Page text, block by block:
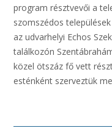
program résztvevői a
szomszédos
az udvarhelyi Echos
találkozón
közel ötszáz fő vett
esténként szerveztük